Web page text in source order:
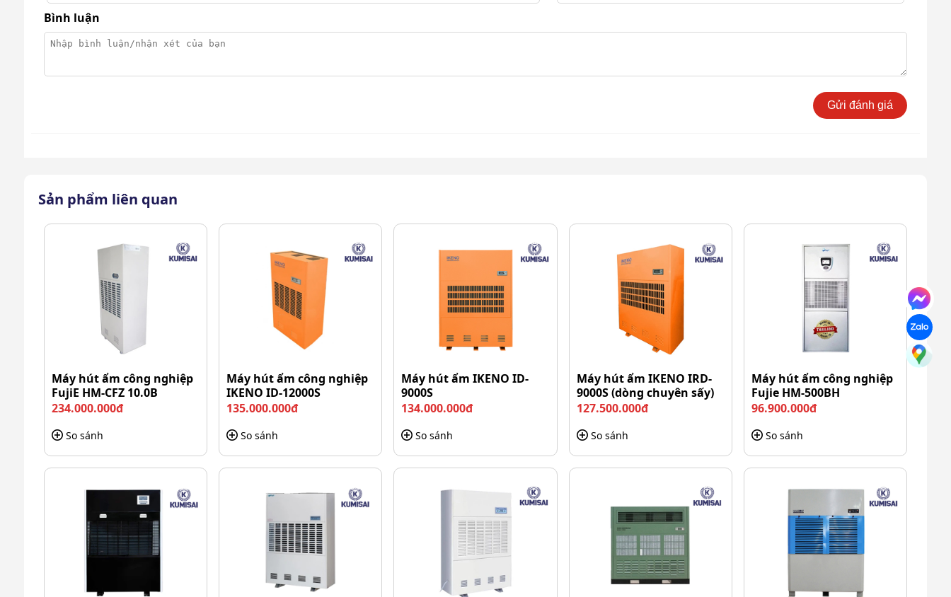
Bên cạnh đó, kích thước nhỏ gọn còn cho phép xe di chuyển linh hoạt trong những khu vực có diện tích
hạn chế như hành lang, thang máy, lối đi hẹp hoặc các phòng chức năng. Đây là tiền đề để nhân viên vệ
Ngoài ra, chất liệu HDPE còn có khả năng chống ăn mòn hiệu quả khi thường xuyên tiếp xúc với nước, hóa
chất tẩy rửa và dung dịch vệ sinh chuyên dụng.
Bình luận
Gửi đánh giá
Sản phẩm liên quan
Máy hút ẩm công nghiệp
FujiE HM-CFZ 10.0B
234.000.000đ
So sánh
Máy hút ẩm công nghiệp
IKENO ID-12000S
135.000.000đ
So sánh
Máy hút ẩm IKENO ID-
9000S
134.000.000đ
So sánh
Máy hút ẩm IKENO IRD-
9000S (dòng chuyên sấy)
127.500.000đ
So sánh
Máy hút ẩm công nghiệp
Fujie HM-500BH
96.900.000đ
So sánh